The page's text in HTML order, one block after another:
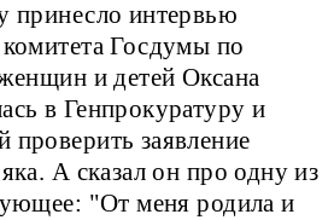
принесло интервью
Госдумы по
и детей Оксана
в Генпрокуратуру и
заявление
А сказал он про одну из
"От меня родила и